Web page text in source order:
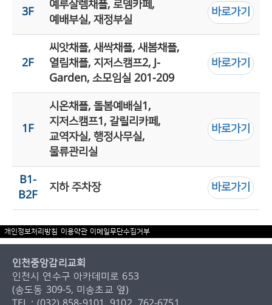
3F
예루살렘채플, 로뎀카페,
예배부실, 재정부실
바로가기
2F
씨앗채플, 새싹채플, 새봄채플,
열림채플, 지저스캠프2, J-
Garden, 소모임실 201-209
바로가기
1F
시온채플, 돌봄예배실1,
지저스캠프1, 갈릴리카페,
교역자실, 행정사무실,
물류관리실
바로가기
B1-
B2F
지하 주차장 바로가기
개인정보처리방침 이용약관 이메일무단수집거부
인천중앙감리교회
인천시 연수구 아카데미로 653
(송도동 309-5, 미송초교 옆)